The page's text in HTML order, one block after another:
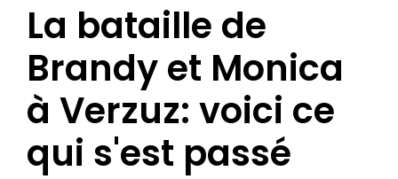
La bataille de
Brandy et Monica
à Verzuz: voici ce
qui s'est passé